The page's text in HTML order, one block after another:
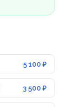
5 100 ₽
3 500 ₽